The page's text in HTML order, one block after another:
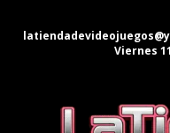
Viernes